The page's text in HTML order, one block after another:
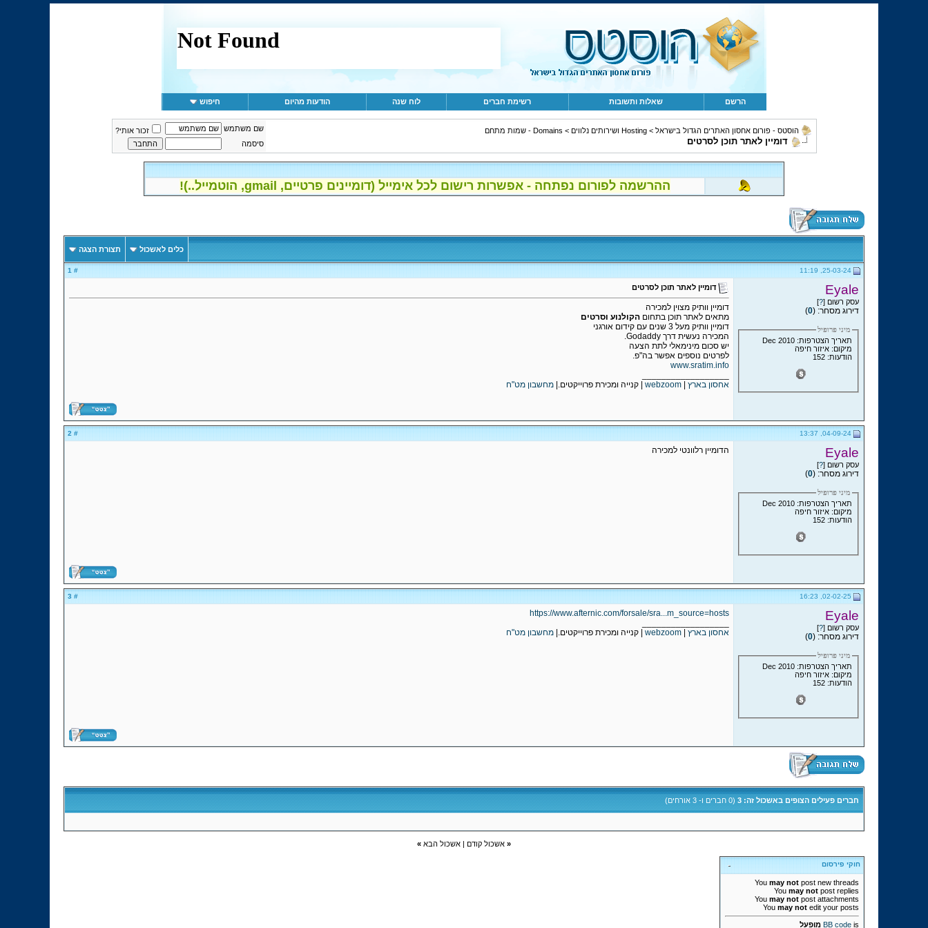
הרשם שאלות ותשובות רשימת חברים לוח שנה הודעות מהיום חיפוש
הוסטס - פורום אחסון האתרים הגדול בישראל >Hosting ושירותים נלווים > Domains - שמות מתחם
דומיין לאתר תוכן לסרטים
שם משתמש
זכור אותי?
סיסמה
ההרשמה לפורום נפתחה - אפשרות רישום לכל אימייל (דומיינים פרטיים, gmail, הוטמייל..)!
כלים לאשכול תצורת הצגה
# 1
Eyale
עסק רשום [?
]
דירוג מסחר: (0
)
מיני פרופיל
תאריך הצטרפות: Dec 2010
מיקום: איזור חיפה
הודעות: 152
דומיין לאתר תוכן לסרטים
דומיין וותיק מצוין למכירה
מתאים לאתר תוכן בתחום הקולנוע וסרטים
דומיין וותיק מעל 3 שנים עם קידום אורגני
המכירה נעשית דרך Godaddy.
יש סכום מינימאלי לתת הצעה
לפרטים נוספים אפשר בה"פ.
www.sratim.info
אחסון בארץ
webzoom | קנייה ומכירת פרוייקטים.| מחשבון מט"ח
# 2
Eyale
עסק רשום [?
]
דירוג מסחר: (0
)
מיני פרופיל
תאריך הצטרפות: Dec 2010
מיקום: איזור חיפה
הודעות: 152
הדומיין רלוונטי למכירה
# 3
Eyale
עסק רשום [?
]
דירוג מסחר: (0
)
מיני פרופיל
תאריך הצטרפות: Dec 2010
מיקום: איזור חיפה
הודעות: 152
https://www.afternic.com/forsale/sra...m_source=hosts
אחסון בארץ
webzoom | קנייה ומכירת פרוייקטים.| מחשבון מט"ח
חברים פעילים הצופים באשכול זה: 3 (0 חברים ו- 3 אורחים)
« אשכול קודם | אשכול הבא »
חוקי פירסום
You may not post new threads
You may not post replies
You may not post attachments
You may not edit your posts
BB code is מופעל